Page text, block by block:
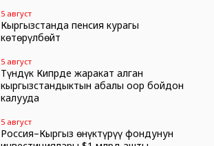
5 август
Кыргызстанда пенсия курагы
көтөрүлбөйт
5 август
Түндүк Кипрде жаракат алган
кыргызстандыктын абалы оор бойдон
калууда
5 август
Россия–Кыргыз өнүктүрүү фондунун